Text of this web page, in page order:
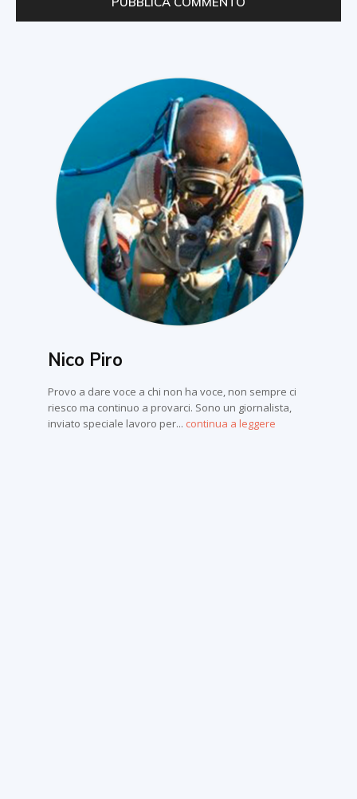
Nico Piro
Provo a dare voce a chi non ha voce, non sempre ci
riesco ma continuo a provarci. Sono un giornalista,
inviato speciale lavoro per... continua a leggere